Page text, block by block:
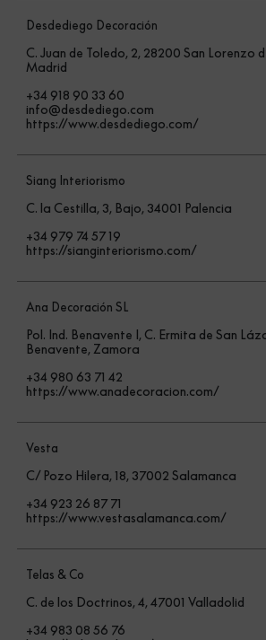
Desdediego Decoración
C. Juan de Toledo, 2, 28200 San Lorenzo
Madrid
+34 918 90 33 60
info@desdediego.com
https://www.desdediego.com/
Siang Interiorismo
C. la Cestilla, 3, Bajo, 34001 Palencia
+34 979 74 57 19
https://sianginteriorismo.com/
Ana Decoración SL
Pol. Ind. Benavente I, C. Ermita de San
Benavente, Zamora
+34 980 63 71 42
https://www.anadecoracion.com/
Vesta
C/ Pozo Hilera, 18, 37002 Salamanca
+34 923 26 87 71
https://www.vestasalamanca.com/
Telas & Co
C. de los Doctrinos, 4, 47001 Valladolid
+34 983 08 56 76